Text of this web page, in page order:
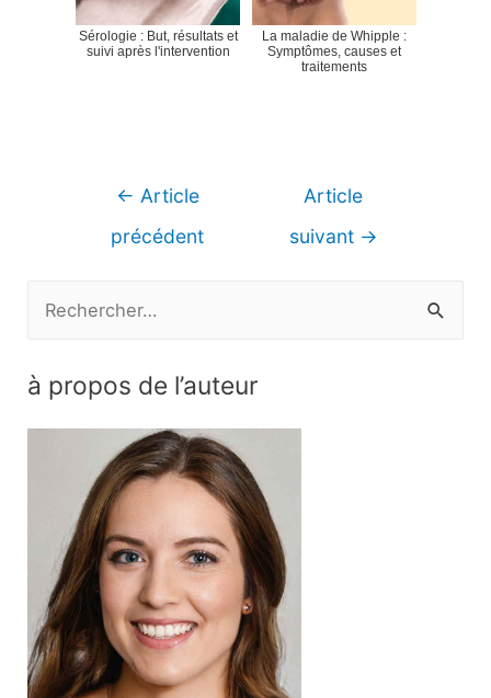
Sérologie : But, résultats et
suivi après l'intervention
La maladie de Whipple :
Symptômes, causes et
traitements
Navigation
← Article
précédent
Article
suivant →
h
:
à propos de l’auteur